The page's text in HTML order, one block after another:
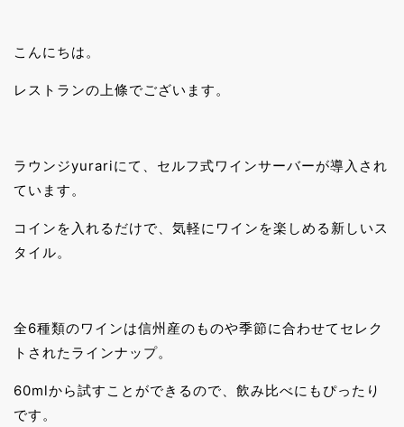
こんにちは。
レストランの上條でございます。
ラウンジyurariにて、セルフ式ワインサーバーが導入され
ています。
コインを入れるだけで、気軽にワインを楽しめる新しいス
タイル。
全6種類のワインは信州産のものや季節に合わせてセレク
トされたラインナップ。
60mlから試すことができるので、飲み比べにもぴったり
です。